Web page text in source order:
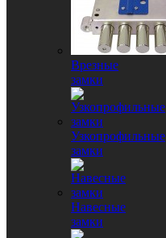
Врезные
замки
Узкопрофильные
замки
Навесные
замки